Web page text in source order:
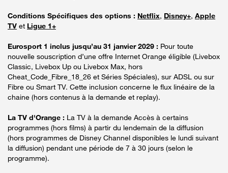
Conditions Spécifiques des options : Netflix, Disney+, Apple
TV et Ligue 1+
Eurosport 1 inclus jusqu’au 31 janvier 2029 : Pour toute
nouvelle souscription d’une offre Internet Orange éligible (Livebox
Classic, Livebox Up ou Livebox Max, hors
Cheat_Code_Fibre_18_26 et Séries Spéciales), sur ADSL ou sur
Fibre ou Smart TV. Cette inclusion concerne le flux linéaire de la
chaine (hors contenus à la demande et replay).
La TV d'Orange : La TV à la demande Accès à certains
programmes (hors films) à partir du lendemain de la diffusion
(hors programmes de Disney Channel disponibles le lundi suivant
la diffusion) pendant une période de 7 à 30 jours (selon le
programme).